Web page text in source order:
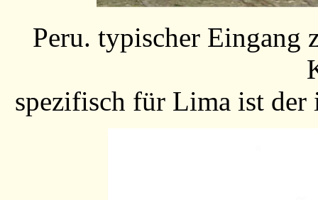
Peru. typischer Eingang
spezifisch für Lima ist der